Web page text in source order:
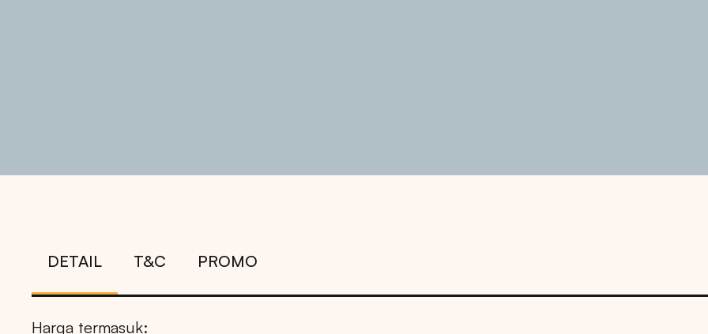
DETAIL T&C PROMO
Harga termasuk: